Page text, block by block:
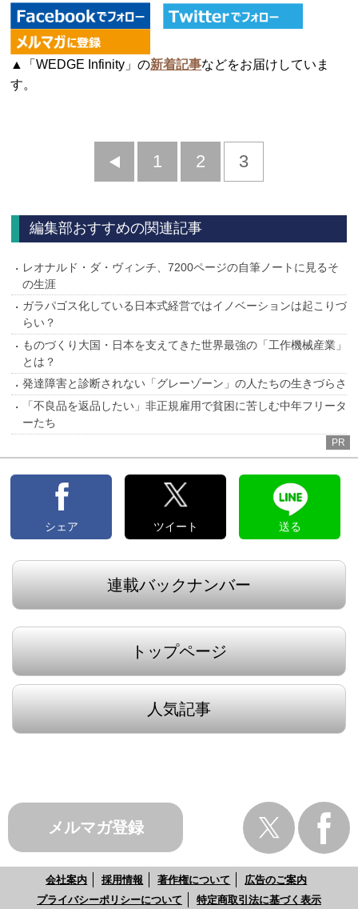
▲「WEDGE Infinity」の新着記事などをお届けしていま
す。
前
1 2 3
編集部おすすめの関連記事
レオナルド・ダ・ヴィンチ、7200ページの自筆ノートに見るそ
の生涯
ガラパゴス化している日本式経営ではイノベーションは起こりづ
らい？
ものづくり大国・日本を支えてきた世界最強の「工作機械産業」
とは？
発達障害と診断されない「グレーゾーン」の人たちの生きづらさ
「不良品を返品したい」非正規雇用で貧困に苦しむ中年フリータ
ーたち
PR
シェア ツイート 送る
連載バックナンバー
トップページ
人気記事
メルマガ登録
会社案内 採用情報 著作権について
広告のご案内
プライバシーポリシーについて
特定商取引法に基づく表示